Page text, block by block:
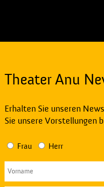
Theater Anu
Erhalten Sie unseren
Sie unsere Vorstellungen
Frau Herr